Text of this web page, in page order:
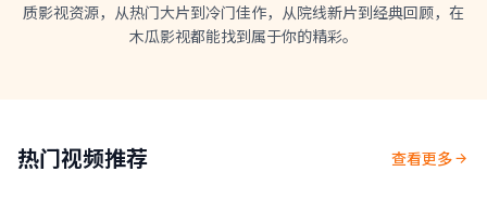
质影视资源，从热门大片到冷门佳作，从院线新片到经典回顾，在
木瓜影视都能找到属于你的精彩。
热门视频推荐 查看更多